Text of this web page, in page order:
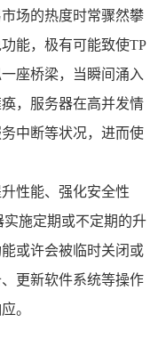
场的热度时常骤然攀
能，极有可能致使TP
座桥梁，当瞬间涌入
，服务器在高并发情
中断等状况，进而使
性能、强化安全性
施定期或不定期的升
或许会被临时关闭或
更新软件系统等操作
。